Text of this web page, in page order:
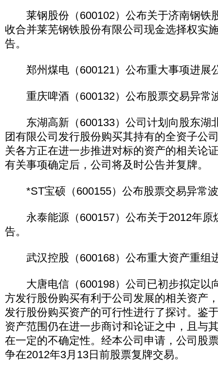
莱钢股份（600102）公布关于济南钢铁
收合并莱芜钢铁股份有限公司现金选择权实
告。
郑州煤电（600121）公布重大事项进展
重庆啤酒（600132）公布股票交易异常
东湖高新（600133）公司计划向股东湖
团有限公司发行股份购买其持有的全资子公
关各方正在进一步推进对标的资产的相关论
有关事项确定后，公司将及时公告并复牌。
*ST宝硕（600155）公布股票交易异常
永泰能源（600157）公布关于2012年原
告。
武汉控股（600168）公布重大资产重组
大唐电信（600198）公司已初步拟定以
方发行股份购买有利于公司发展的相关资产
发行股份购买资产的可行性进行了探讨。鉴
资产范围仍在进一步商讨和论证之中，且与
在一定的不确定性。经本公司申请，公司股
争在2012年3月13日前股票复牌交易。